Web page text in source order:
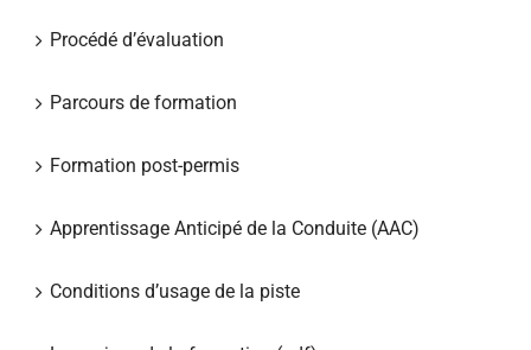
Procédé d’évaluation
Parcours de formation
Formation post-permis
Apprentissage Anticipé de la Conduite (AAC)
Conditions d’usage de la piste